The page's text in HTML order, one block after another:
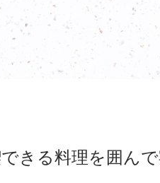
きる料理を囲ん